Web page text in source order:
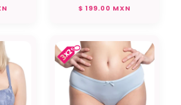
Precio
$ 199.00 MXN